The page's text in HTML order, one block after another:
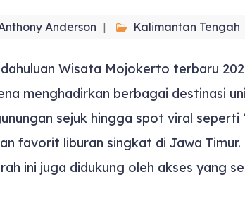
Anderson Kalimantan Tengah
Wisata Mojokerto terbaru
menghadirkan berbagai destinasi
sejuk hingga spot viral
favorit liburan singkat di Jawa
ini juga didukung oleh akses yang